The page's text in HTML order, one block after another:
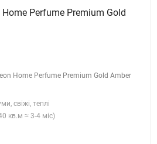
Perfume Premium Gold
Home Perfume Premium Gold Amber
свіжі, теплі
кв.м ≈ 3-4 міс)